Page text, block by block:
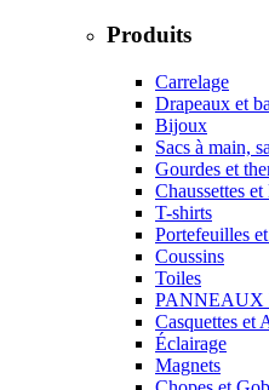
Produits
Carrelage
Drapeaux et
Bijoux
Sacs à main,
Gourdes et
Chaussettes et
T-shirts
Portefeuilles
Coussins
Toiles
PANNEAUX
Casquettes et
Éclairage
Magnets